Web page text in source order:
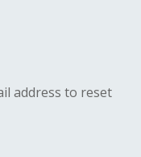
address to reset